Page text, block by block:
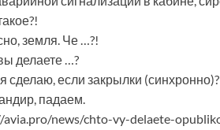
земля. Че …?!
делаете …?
сделаю, если закрылки (синхронно)?
падаем.
news/chto-vy-delaete-